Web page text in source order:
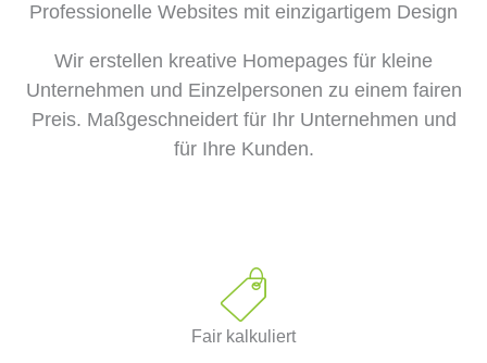
Professionelle Websites mit einzigartigem Design
Wir erstellen kreative Homepages für kleine
Unternehmen und Einzelpersonen zu einem fairen
Preis. Maßgeschneidert für Ihr Unternehmen und
für Ihre Kunden.
Fair kalkuliert